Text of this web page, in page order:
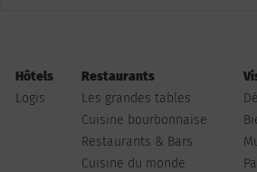
Hôtels
Logis
Restaurants
Les grandes tables
Cuisine bourbonnaise
Restaurants & Bars
Cuisine du monde